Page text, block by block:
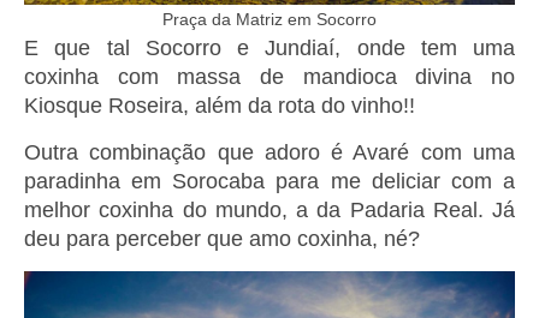
Praça da Matriz em Socorro
E que tal Socorro e Jundiaí, onde tem uma
coxinha com massa de mandioca divina no
Kiosque Roseira, além da rota do vinho!!
Outra combinação que adoro é Avaré com uma
paradinha em Sorocaba para me deliciar com a
melhor coxinha do mundo, a da Padaria Real. Já
deu para perceber que amo coxinha, né?